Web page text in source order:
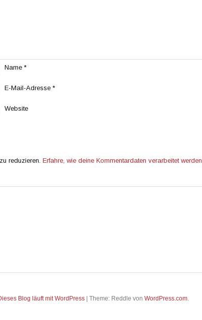
Name *
E-Mail-Adresse *
Website
reduzieren. Erfahre, wie deine Kommentardaten verarbeitet werden.
Blog läuft mit WordPress | Theme: Reddle von WordPress.com